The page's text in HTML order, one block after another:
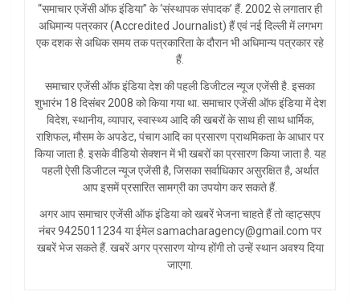
“समाचार एजेंसी ऑफ इंडिया” के ‘संस्थापक संपादक’ हैं. 2002 से लगातार ही
अधिमान्य पत्रकार (Accredited Journalist) हैं एवं नई दिल्ली में लगभग
एक दशक से अधिक समय तक पत्रकारिता के दौरान भी अधिमान्य पत्रकार रहे
हैं.
समाचार एजेंसी ऑफ इंडिया देश की पहली डिजीटल न्यूज एजेंसी है. इसका
शुभारंभ 18 दिसंबर 2008 को किया गया था. समाचार एजेंसी ऑफ इंडिया में देश
विदेश, स्थानीय, व्यापार, स्वास्थ्य आदि की खबरों के साथ ही साथ धार्मिक,
राशिफल, मौसम के अपडेट, पंचाग आदि का प्रसारण प्राथमिकता के आधार पर
किया जाता है. इसके वीडियो सेक्शन में भी खबरों का प्रसारण किया जाता है. यह
पहली ऐसी डिजीटल न्यूज एजेंसी है, जिसका सर्वाधिकार असुरक्षित है, अर्थात
आप इसमें प्रसारित सामग्री का उपयोग कर सकते हैं.
अगर आप समाचार एजेंसी ऑफ इंडिया को खबरें भेजना चाहते हैं तो व्हाट्सएप
नंबर 9425011234 या ईमेल samacharagency@gmail.com पर
खबरें भेज सकते हैं. खबरें अगर प्रसारण योग्य होंगी तो उन्हें स्थान अवश्य दिया
जाएगा.